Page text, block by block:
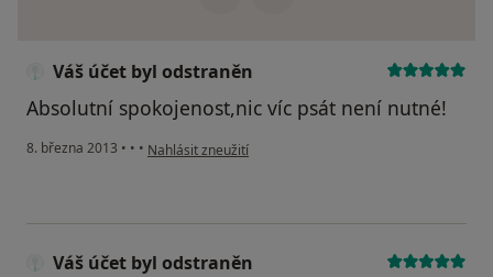
Váš účet byl odstraněn
Absolutní spokojenost,nic víc psát není nutné!
8. března 2013 • • • podle názoru uživatele Váš účet byl odstraněn
Nahlásit zneužití
Váš účet byl odstraněn